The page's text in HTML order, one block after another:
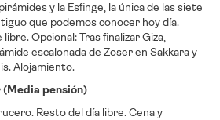
y la Esfinge, la única de las siete
que podemos conocer hoy día.
Opcional: Tras finalizar Giza,
escalonada de Zoser en Sakkara y
Alojamiento.
(Media pensión)
Resto del día libre. Cena y